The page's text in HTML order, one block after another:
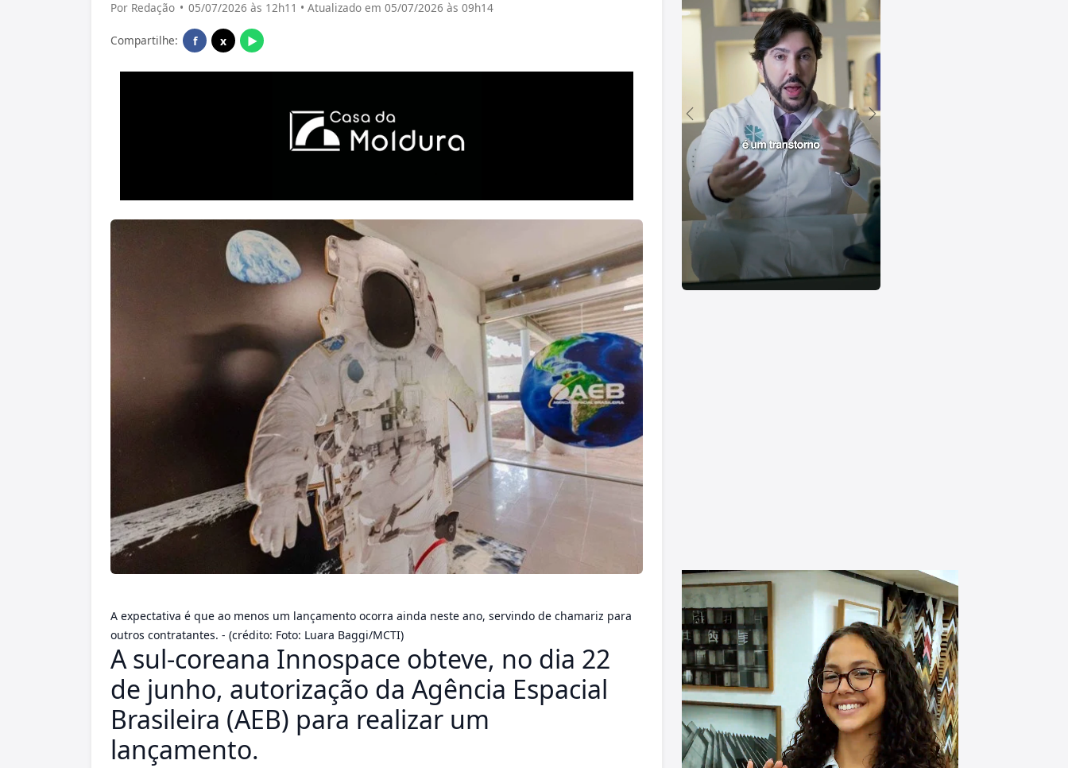
Por Redação • 05/07/2026 às 12h11 • Atualizado em 05/07/2026 às 09h14
Compartilhe: f x ▶
A expectativa é que ao menos um lançamento ocorra ainda neste ano, servindo de chamariz para
outros contratantes. - (crédito: Foto: Luara Baggi/MCTI)
A sul-coreana Innospace obteve, no dia 22
de junho, autorização da Agência Espacial
Brasileira (AEB) para realizar um
lançamento.